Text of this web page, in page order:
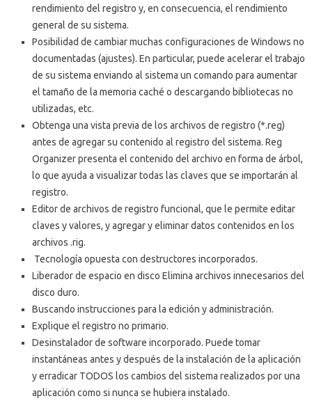
rendimiento del registro y, en consecuencia, el rendimiento
general de su sistema.
Posibilidad de cambiar muchas configuraciones de Windows no
documentadas (ajustes). En particular, puede acelerar el trabajo
de su sistema enviando al sistema un comando para aumentar
el tamaño de la memoria caché o descargando bibliotecas no
utilizadas, etc.
Obtenga una vista previa de los archivos de registro (*.reg)
antes de agregar su contenido al registro del sistema. Reg
Organizer presenta el contenido del archivo en forma de árbol,
lo que ayuda a visualizar todas las claves que se importarán al
registro.
Editor de archivos de registro funcional, que le permite editar
claves y valores, y agregar y eliminar datos contenidos en los
archivos .rig.
Tecnología opuesta con destructores incorporados.
Liberador de espacio en disco Elimina archivos innecesarios del
disco duro.
Buscando instrucciones para la edición y administración.
Explique el registro no primario.
Desinstalador de software incorporado. Puede tomar
instantáneas antes y después de la instalación de la aplicación
y erradicar TODOS los cambios del sistema realizados por una
aplicación como si nunca se hubiera instalado.